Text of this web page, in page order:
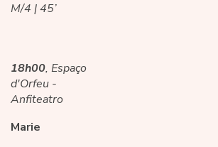
M/4 | 45’
18h00, Espaço
d'Orfeu -
Anfiteatro
Marie